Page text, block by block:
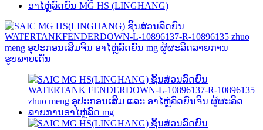
ອາໄຫຼ່ລົດຍົນ MG HS (LINGHANG)